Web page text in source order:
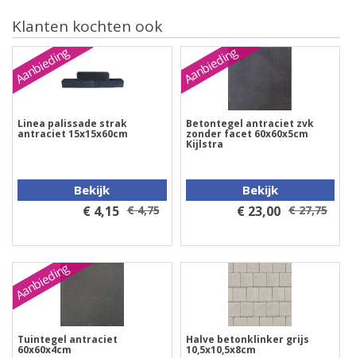
Klanten kochten ook
Aanbieding
Linea palissade strak
antraciet 15x15x60cm
Bekijk
€ 4,15 € 4,75
Aanbieding
Betontegel antraciet zvk
zonder facet 60x60x5cm
Kijlstra
Bekijk
€ 23,00 € 27,75
Aanbieding
Tuintegel antraciet
60x60x4cm
Halve betonklinker grijs
10,5x10,5x8cm